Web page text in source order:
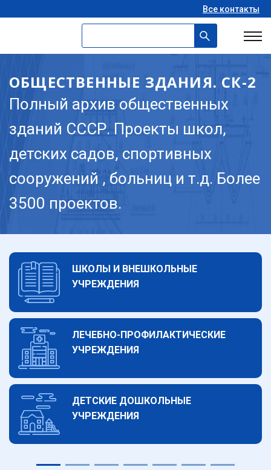
Все контакты
ОБЩЕСТВЕННЫЕ ЗДАНИЯ. СК-2
Полный архив общественных
зданий СССР. Проекты школ,
детских садов, спортивных
сооружений , больниц и т.д. Более
3500 проектов.
ШКОЛЫ И ВНЕШКОЛЬНЫЕ
УЧРЕЖДЕНИЯ
ЛЕЧЕБНО-ПРОФИЛАКТИЧЕСКИЕ
УЧРЕЖДЕНИЯ
ДЕТСКИЕ ДОШКОЛЬНЫЕ
УЧРЕЖДЕНИЯ